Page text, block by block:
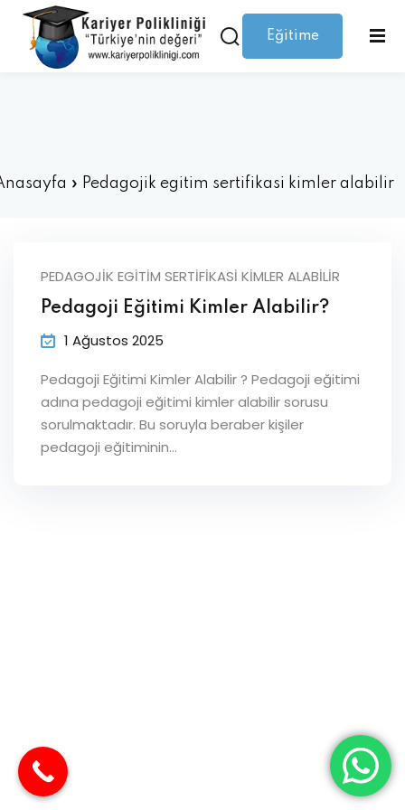
Eğitime
» Pedagojik egitim sertifikasi kimler alabilir
PEDAGOJIK EGITIM SERTIFIKASI KIMLER ALABILIR
Pedagoji Eğitimi Kimler Alabilir?
1 Ağustos 2025
Pedagoji Eğitimi Kimler Alabilir ? Pedagoji eğitimi
adına pedagoji eğitimi kimler alabilir sorusu
sorulmaktadır. Bu soruyla beraber kişiler
pedagoji eğitiminin…
Giriş yap Kaydolmak
Beni hatırla Şifrenizi mi kaybettiniz?